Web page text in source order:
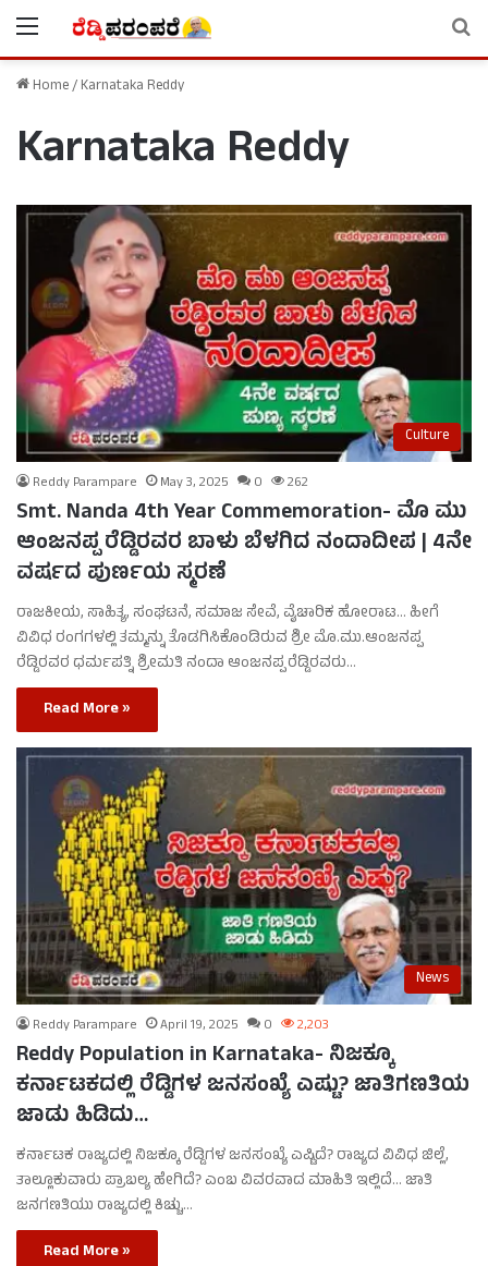
Menu
Home/Karnataka Reddy
Karnataka Reddy
Culture
Reddy Parampare May 3, 2025 0 262
Smt. Nanda 4th Year Commemoration- ಮೊ ಮು
ಆಂಜನಪ್ಪ ರೆಡ್ಡಿರವರ ಬಾಳು ಬೆಳಗಿದ ನಂದಾದೀಪ | 4ನೇ
ವರ್ಷದ ಪುರ್ಣಯ ಸ್ಮರಣೆ
ರಾಜಕೀಯ, ಸಾಹಿತ್ಯ, ಸಂಘಟನೆ, ಸಮಾಜ ಸೇವೆ, ವೈಚಾರಿಕ ಹೋರಾಟ… ಹೀಗೆ
ವಿವಿಧ ರಂಗಗಳಲ್ಲಿ ತಮ್ಮನ್ನು ತೊಡಗಿಸಿಕೊಂಡಿರುವ ಶ್ರೀ ಮೊ.ಮು.ಆಂಜನಪ್ಪ
ರೆಡ್ಡಿರವರ ಧರ್ಮಪತ್ನಿ ಶ್ರೀಮತಿ ನಂದಾ ಆಂಜನಪ್ಪ ರೆಡ್ಡಿರವರು…
Read More »
News
Reddy Parampare April 19, 2025 0 2,203
Reddy Population in Karnataka- ನಿಜಕ್ಕೂ
ಕರ್ನಾಟಕದಲ್ಲಿ ರೆಡ್ಡಿಗಳ ಜನಸಂಖ್ಯೆ ಎಷ್ಟು? ಜಾತಿಗಣತಿಯ
ಜಾಡು ಹಿಡಿದು…
ಕರ್ನಾಟಕ ರಾಜ್ಯದಲ್ಲಿ ನಿಜಕ್ಕೂ ರೆಡ್ಡಿಗಳ ಜನಸಂಖ್ಯೆ ಎಷ್ಟಿದೆ? ರಾಜ್ಯದ ವಿವಿಧ ಜಿಲ್ಲೆ,
ತಾಲ್ಲೂಕುವಾರು ಪ್ರಾಬಲ್ಯ ಹೇಗಿದೆ? ಎಂಬ ವಿವರವಾದ ಮಾಹಿತಿ ಇಲ್ಲಿದೆ… ಜಾತಿ
ಜನಗಣತಿಯು ರಾಜ್ಯದಲ್ಲಿ ಕಿಚ್ಚು…
Read More »